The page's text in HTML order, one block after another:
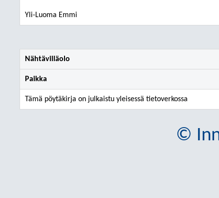
Yli-Luoma Emmi
Nähtävilläolo
Paikka
Tämä pöytäkirja on julkaistu yleisessä tietoverkossa
©